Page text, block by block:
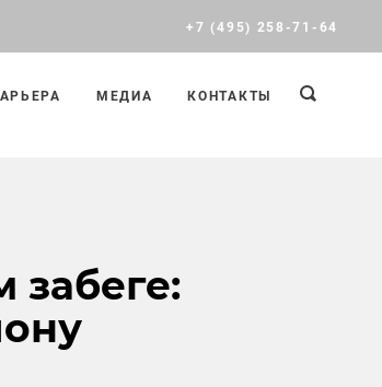
+7 (495) 258-71-64
МЕДИА КОНТАКТЫ
забеге: